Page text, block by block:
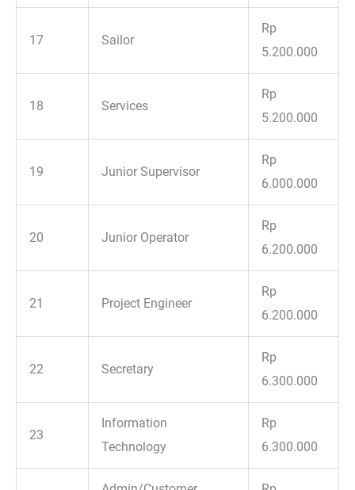
17 Sailor
Rp
5.200.000
18 Services
Rp
5.200.000
19 Junior Supervisor
Rp
6.000.000
20 Junior Operator
Rp
6.200.000
21 Project Engineer
Rp
6.200.000
22 Secretary
Rp
6.300.000
23
Information
Technology
Rp
6.300.000